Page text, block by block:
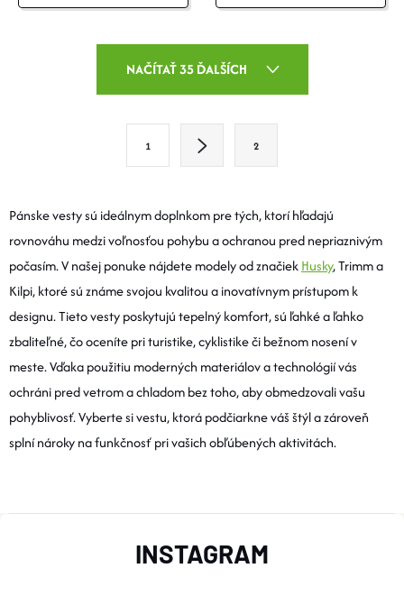
D
A
C
I
E
P
R
V
NAČÍTAŤ 35 ĎALŠÍCH
Á
N
K
O
V
A
N
I
E
1 2
Pánske vesty sú ideálnym doplnkom pre tých, ktorí hľadajú
rovnováhu medzi voľnosťou pohybu a ochranou pred nepriaznivým
počasím. V našej ponuke nájdete modely od značiekHusky, Trimm a
Kilpi, ktoré sú známe svojou kvalitou a inovatívnym prístupom k
designu. Tieto vesty poskytujú tepelný komfort, sú ľahké a ľahko
zbaliteľné, čo oceníte pri turistike, cyklistike či bežnom nosení v
meste. Vďaka použitiu moderných materiálov a technológií vás
ochráni pred vetrom a chladom bez toho, aby obmedzovali vašu
pohyblivosť. Vyberte si vestu, ktorá podčiarkne váš štýl a zároveň
splní nároky na funkčnosť pri vašich obľúbených aktivitách.
INSTAGRAM